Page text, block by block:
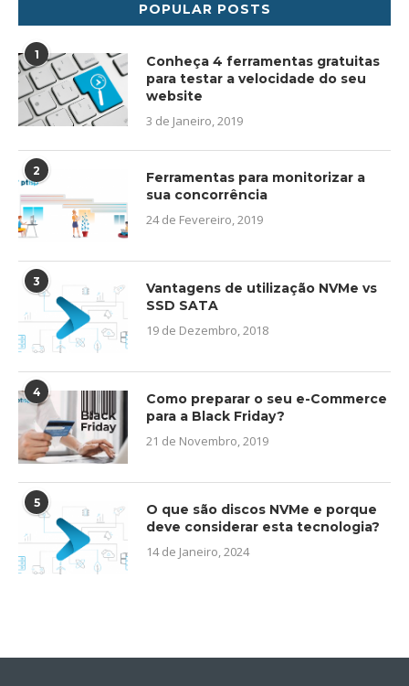
POPULAR POSTS
1
Conheça 4 ferramentas gratuitas
para testar a velocidade do seu
website
3 de Janeiro, 2019
2
Ferramentas para monitorizar a
sua concorrência
24 de Fevereiro, 2019
3
Vantagens de utilização NVMe vs
SSD SATA
19 de Dezembro, 2018
4
Como preparar o seu e-Commerce
para a Black Friday?
21 de Novembro, 2019
5
O que são discos NVMe e porque
deve considerar esta tecnologia?
14 de Janeiro, 2024